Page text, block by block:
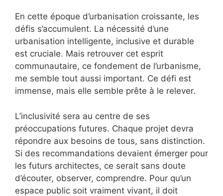
En cette époque d’urbanisation croissante, les
défis s’accumulent. La nécessité d’une
urbanisation intelligente, inclusive et durable
est cruciale. Mais retrouver cet esprit
communautaire, ce fondement de l’urbanisme,
me semble tout aussi important. Ce défi est
immense, mais elle semble prête à le relever.
L’inclusivité sera au centre de ses
préoccupations futures. Chaque projet devra
répondre aux besoins de tous, sans distinction.
Si des recommandations devaient émerger pour
les futurs architectes, ce serait sans doute
d’écouter, observer, comprendre. Pour qu’un
espace public soit vraiment vivant, il doit